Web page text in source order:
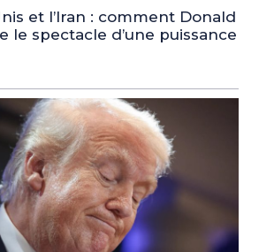
et l’Iran : comment Donald
le spectacle d’une puissance